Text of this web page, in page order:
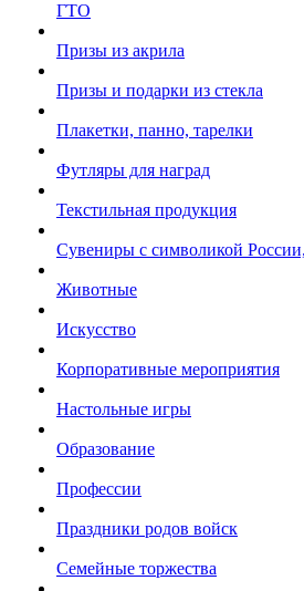
ГТО
Призы из акрила
Призы и подарки из стекла
Плакетки, панно, тарелки
Футляры для наград
Текстильная продукция
Сувениры с символикой
Животные
Искусство
Корпоративные мероприятия
Настольные игры
Образование
Профессии
Праздники родов войск
Семейные торжества